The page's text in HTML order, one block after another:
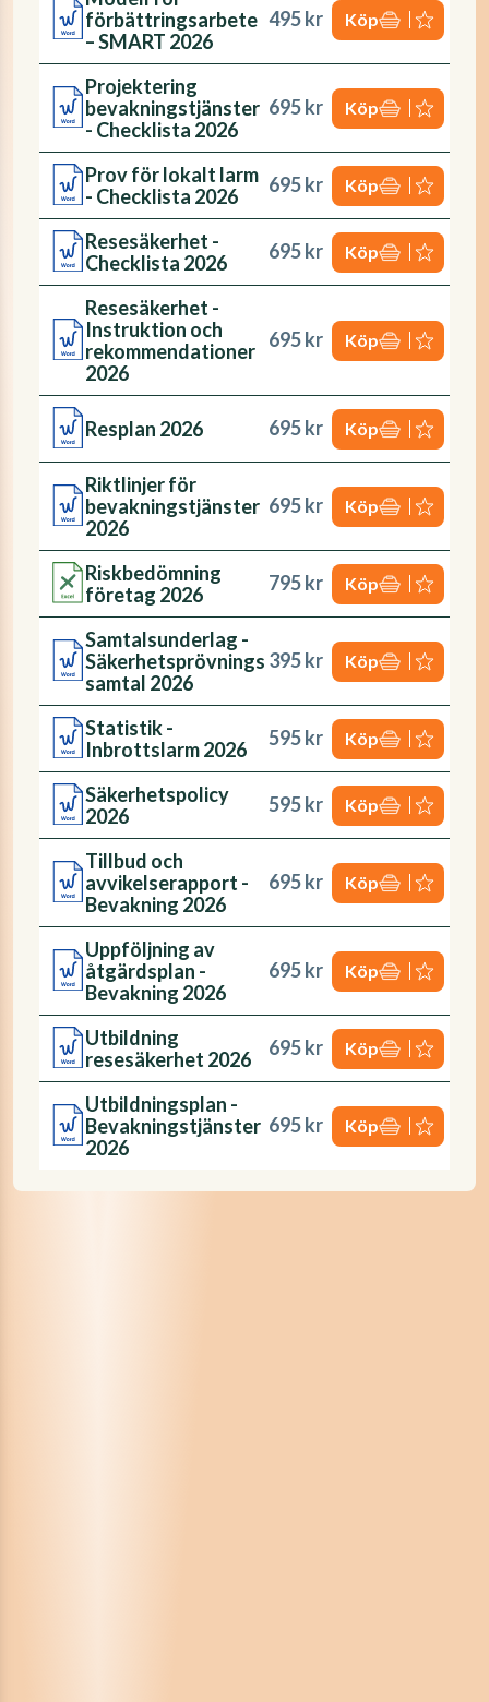
förbättringsarbete
– SMART 2026
495 kr Köp
Projektering
bevakningstjänster
- Checklista 2026
695 kr Köp
Prov för lokalt larm
- Checklista 2026
695 kr Köp
Resesäkerhet -
Checklista 2026
695 kr Köp
Resesäkerhet -
Instruktion och
rekommendationer
2026
695 kr Köp
Resplan 2026 695 kr Köp
Riktlinjer för
bevakningstjänster
2026
695 kr Köp
Riskbedömning
företag 2026
795 kr Köp
Samtalsunderlag -
Säkerhetsprövnings
samtal 2026
395 kr Köp
Statistik -
Inbrottslarm 2026
595 kr Köp
Säkerhetspolicy
2026
595 kr Köp
Tillbud och
avvikelserapport -
Bevakning 2026
695 kr Köp
Uppföljning av
åtgärdsplan -
Bevakning 2026
695 kr Köp
Utbildning
resesäkerhet 2026
695 kr Köp
Utbildningsplan -
Bevakningstjänster
2026
695 kr Köp